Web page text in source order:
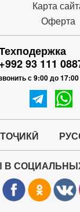
Карта
Оферта
+992 93 111
с 9:00 до 17:00
ТОҶИКӢ
В